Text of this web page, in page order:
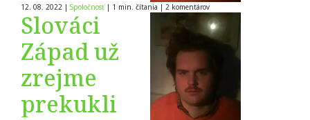
12. 08. 2022 | Spoločnosť | 1 min. čítania | 2 komentárov
Slováci
Západ už
zrejme
prekukli